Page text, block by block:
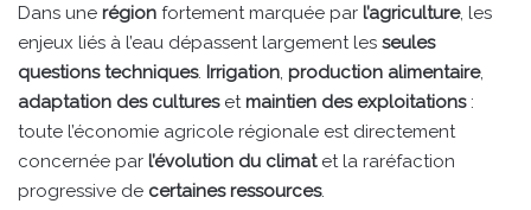
Dans une région fortement marquée par l’agriculture, les
enjeux liés à l’eau dépassent largement les seules
questions techniques. Irrigation, production alimentaire,
adaptation des culturesetmaintien des exploitations:
toute l’économie agricole régionale est directement
concernée par l’évolution du climatet la raréfaction
progressive de certaines ressources.